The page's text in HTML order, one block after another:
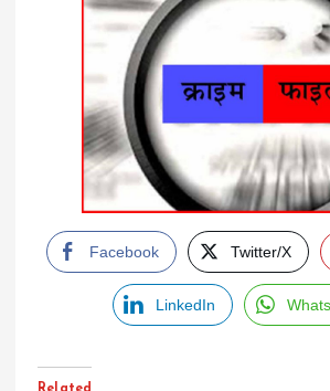
Facebook Twitter/X
LinkedIn